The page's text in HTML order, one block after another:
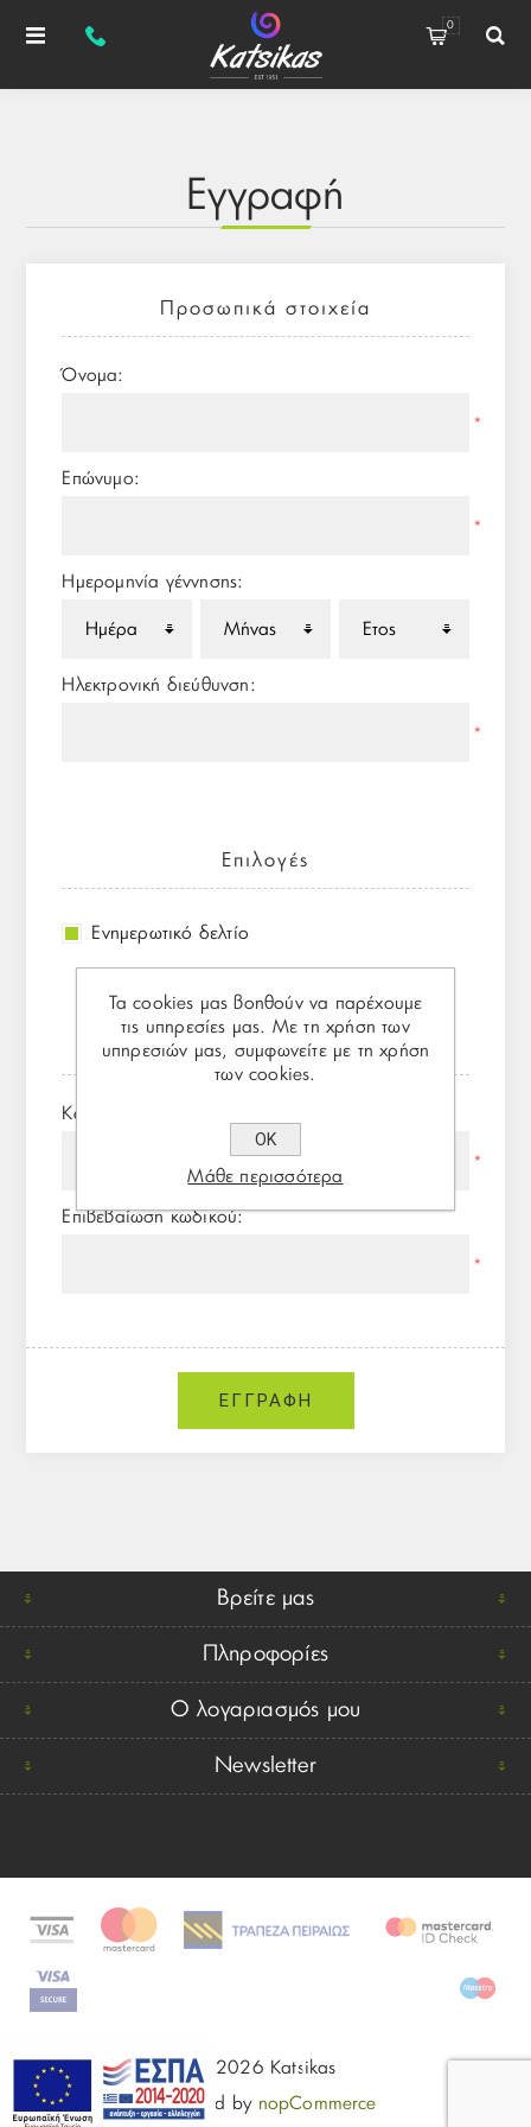
0
Εγγραφή
Προσωπικά στοιχεία
Όνομα:
*
Επώνυμο:
*
Ημερομηνία γέννησης:
Ηλεκτρονική διεύθυνση:
*
Επιλογές
Ενημερωτικό δελτίο
Ο κωδικός πρόσβασης
Κωδικός πρόσβασης:
*
Επιβεβαίωση κωδικού:
*
Βρείτε μας
Πληροφορίες
Ο λογαριασμός μου
Newsletter
© 2026 Katsikas
Powered by nopCommerce
Τα cookies μας βοηθούν να παρέχουμε
τις υπηρεσίες μας. Με τη χρήση των
υπηρεσιών μας, συμφωνείτε με τη χρήση
των cookies.
ΟΚ
Μάθε περισσότερα